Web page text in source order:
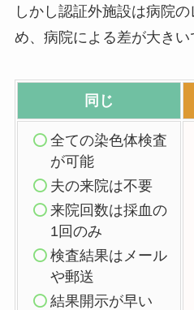
しかし認証外施設は病院
め、病院による差が大きい
同じ
全ての染色体検査
が可能
夫の来院は不要
来院回数は採血の
1回のみ
検査結果はメール
や郵送
結果開示が早い